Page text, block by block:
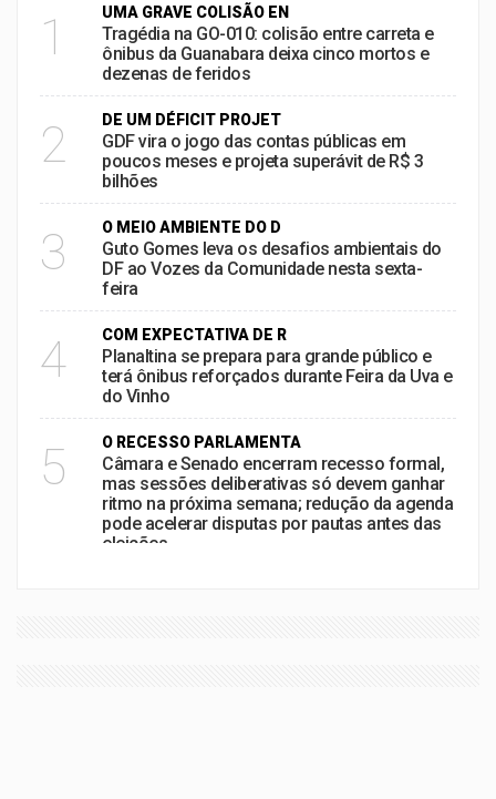
1 UMA GRAVE COLISÃO EN
Tragédia na GO-010: colisão entre carreta e
ônibus da Guanabara deixa cinco mortos e
dezenas de feridos
2 DE UM DÉFICIT PROJET
GDF vira o jogo das contas públicas em
poucos meses e projeta superávit de R$ 3
bilhões
3 O MEIO AMBIENTE DO D
Guto Gomes leva os desafios ambientais do
DF ao Vozes da Comunidade nesta sexta-
feira
4 COM EXPECTATIVA DE R
Planaltina se prepara para grande público e
terá ônibus reforçados durante Feira da Uva e
do Vinho
5 O RECESSO PARLAMENTA
Câmara e Senado encerram recesso formal,
mas sessões deliberativas só devem ganhar
ritmo na próxima semana; redução da agenda
pode acelerar disputas por pautas antes das
eleições